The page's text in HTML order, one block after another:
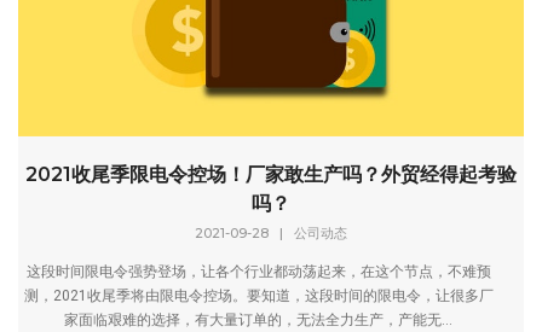
2021收尾季限电令控场！厂家敢生产吗？外贸经得起考验
吗？
2021-09-28 | 公司动态
这段时间限电令强势登场，让各个行业都动荡起来，在这个节点，不难预
测，2021收尾季将由限电令控场。要知道，这段时间的限电令，让很多厂
家面临艰难的选择，有大量订单的，无法全力生产，产能无...